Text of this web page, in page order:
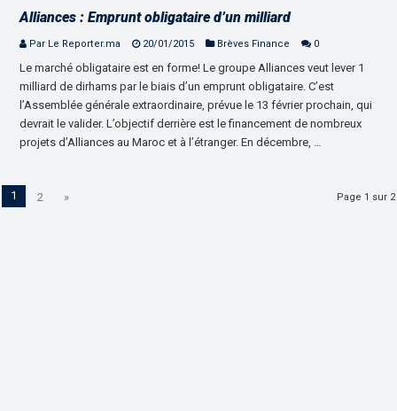
Alliances : Emprunt obligataire d’un milliard
Par Le Reporter.ma 20/01/2015 Brèves Finance 0
Le marché obligataire est en forme! Le groupe Alliances veut lever 1
milliard de dirhams par le biais d’un emprunt obligataire. C’est
l’Assemblée générale extraordinaire, prévue le 13 février prochain, qui
devrait le valider. L’objectif derrière est le financement de nombreux
projets d’Alliances au Maroc et à l’étranger. En décembre, …
Page 1 sur 2
1 2 »